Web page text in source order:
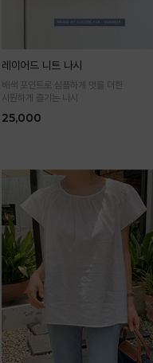
레이어드 니트 나시
배색 포인트로 심플하게 멋을 더한
시원하게 즐기는 나시
25,000